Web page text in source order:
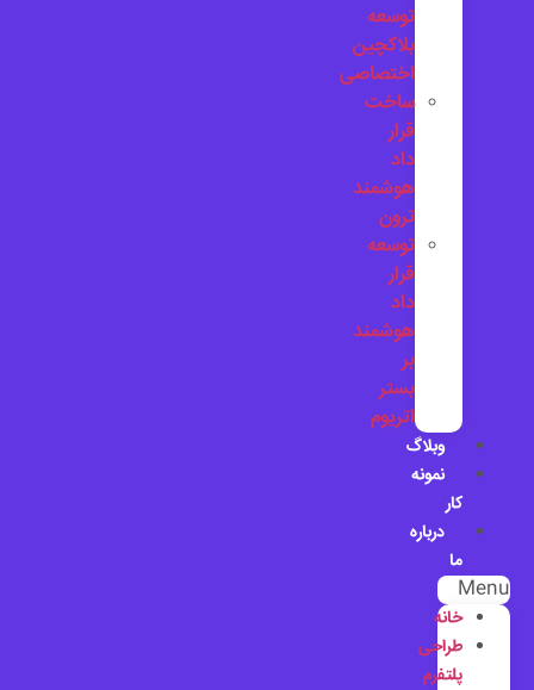
توسعه
بلاکچین
اختصاصی
ساخت
قرار
داد
هوشمند
ترون
توسعه
قرار
داد
هوشمند
بر
بستر
اتریوم
وبلاگ
نمونه
کار
درباره
ما
Menu
خانه
طراحی
پلتفرم